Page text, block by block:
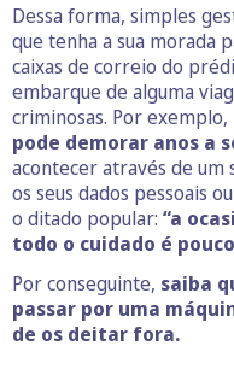
Dessa forma, simples
que tenha a sua morada
caixas de correio do
embarque de alguma
criminosas. Por exemplo,
pode demorar anos a
acontecer através de um
os seus dados pessoais
o ditado popular: “a
todo o cuidado é
Por conseguinte, saiba
passar por uma
de os deitar fora.